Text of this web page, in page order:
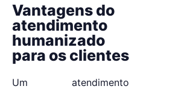
Vantagens do
atendimento
humanizado
para os clientes
Um atendimento